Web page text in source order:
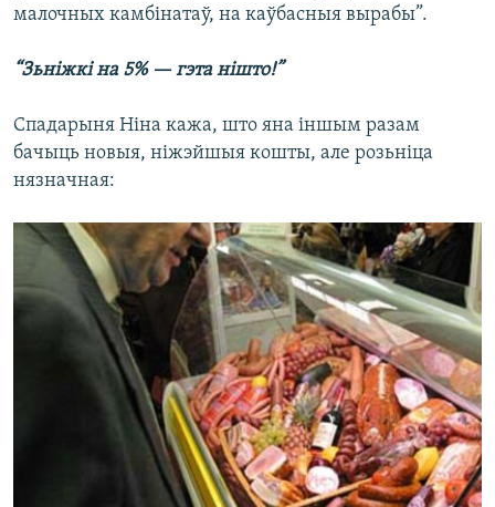
малочных камбінатаў, на каўбасныя вырабы”.
“Зьніжкі на 5% — гэта нішто!”
Спадарыня Ніна кажа, што яна іншым разам
бачыць новыя, ніжэйшыя кошты, але розьніца
нязначная: